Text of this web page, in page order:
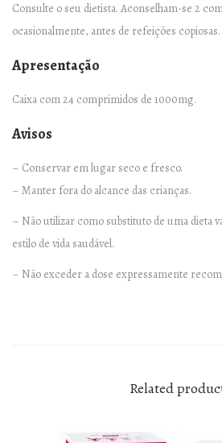
Consulte o seu dietista. Aconselham-se 2
ocasionalmente, antes de refeições copiosas.
Apresentação
Caixa com 24 comprimidos de 1000mg.
Avisos
– Conservar em lugar seco e fresco.
– Manter fora do alcance das crianças.
– Não utilizar como substituto de uma dieta
estilo de vida saudável.
– Não exceder a dose expressamente
Related